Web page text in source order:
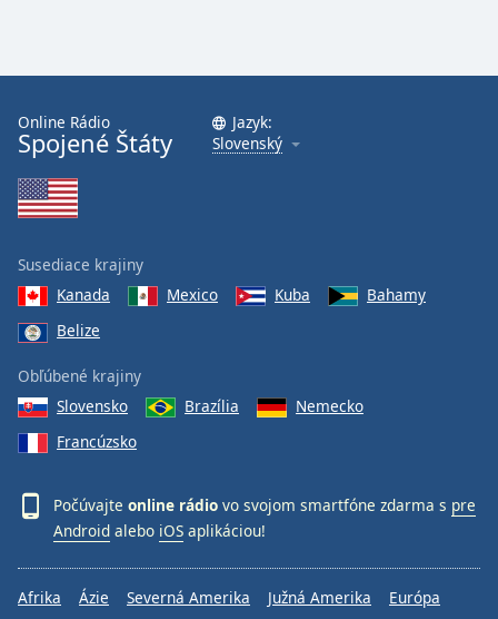
Online Rádio
Spojené Štáty
Jazyk:
Slovenský
Susediace krajiny
Kanada
Mexico Kuba
Bahamy
Belize
Obľúbené krajiny
Slovensko
Brazília
Nemecko
Francúzsko
Počúvajte online rádio vo svojom smartfóne zdarma s pre
Android alebo iOS aplikáciou!
Afrika Ázie Severná Amerika Južná Amerika
Európa